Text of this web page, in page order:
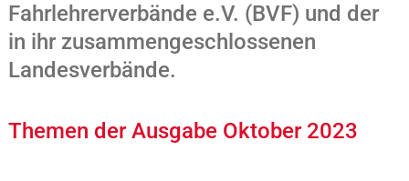
Fahrlehrerverbände e.V. (BVF) und der
in ihr zusammengeschlossenen
Landesverbände.
Themen der Ausgabe Oktober 2023